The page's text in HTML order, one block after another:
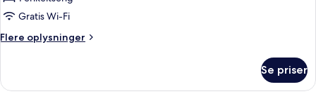
enkeltværelse
-
1
Gratis Wi-Fi
Flere oplysninger
Flere
enkeltværelse
Se priser